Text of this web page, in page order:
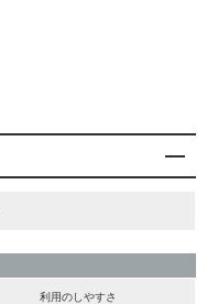
利用のしやすさ